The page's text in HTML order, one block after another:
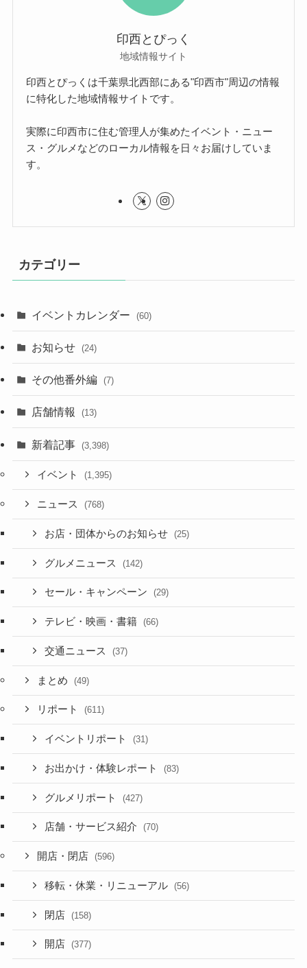
印西とぴっく
地域情報サイト
印西とぴっくは千葉県北西部にある"印西市"周辺の情報
に特化した地域情報サイトです。
実際に印西市に住む管理人が集めたイベント・ニュー
ス・グルメなどのローカル情報を日々お届けしていま
す。
カテゴリー
イベントカレンダー (60)
お知らせ (24)
その他番外編 (7)
店舗情報 (13)
新着記事 (3,398)
イベント (1,395)
ニュース (768)
お店・団体からのお知らせ (25)
グルメニュース (142)
セール・キャンペーン (29)
テレビ・映画・書籍 (66)
交通ニュース (37)
まとめ (49)
リポート (611)
イベントリポート (31)
お出かけ・体験レポート (83)
グルメリポート (427)
店舗・サービス紹介 (70)
開店・閉店 (596)
移転・休業・リニューアル (56)
閉店 (158)
開店 (377)